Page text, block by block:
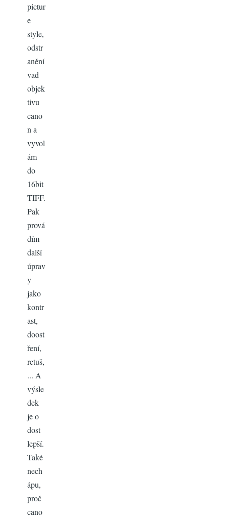
pictur
e
style,
odstr
anění
vad
objek
tivu
cano
n a
vyvol
ám
do
16bit
TIFF.
Pak
prová
dím
další
úprav
y
jako
kontr
ast,
doost
ření,
retuš,
... A
výsle
dek
je o
dost
lepší.
Také
nech
ápu,
proč
cano